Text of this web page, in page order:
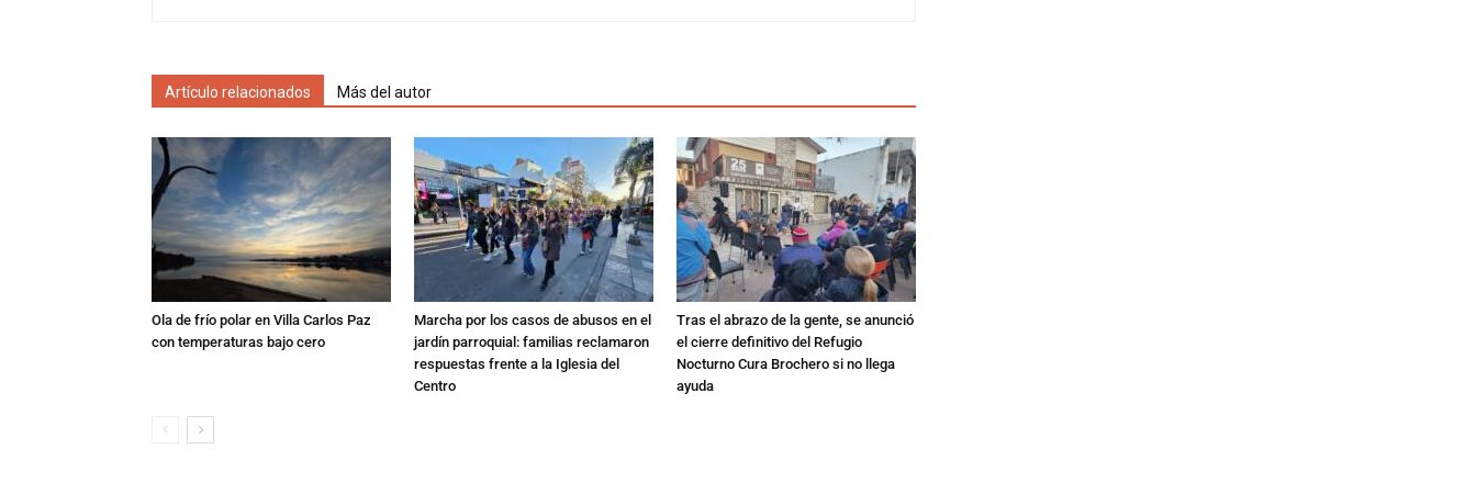
Artículo relacionados Más del autor
Ola de frío polar en Villa Carlos Paz
con temperaturas bajo cero
Marcha por los casos de abusos en el
jardín parroquial: familias reclamaron
respuestas frente a la Iglesia del
Centro
Tras el abrazo de la gente, se anunció
el cierre definitivo del Refugio
Nocturno Cura Brochero si no llega
ayuda